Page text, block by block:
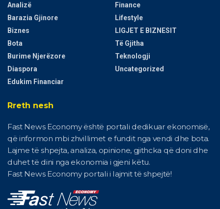
Analizë
Barazia Gjinore
Biznes
Bota
Burime Njerëzore
Diaspora
Edukim Financiar
Finance
Lifestyle
LIGJET E BIZNESIT
Të Gjitha
Teknologji
Uncategorized
Rreth nesh
Fast News Economy është portali dedikuar ekonomisë,
që informon mbi zhvillimet e fundit nga vendi dhe bota.
Lajme të shpejta, analiza, opinione, gjithcka që doni dhe
duhet të dini nga ekonomia i gjeni këtu.
Fast News Economy portali i lajmit të shpejtë!